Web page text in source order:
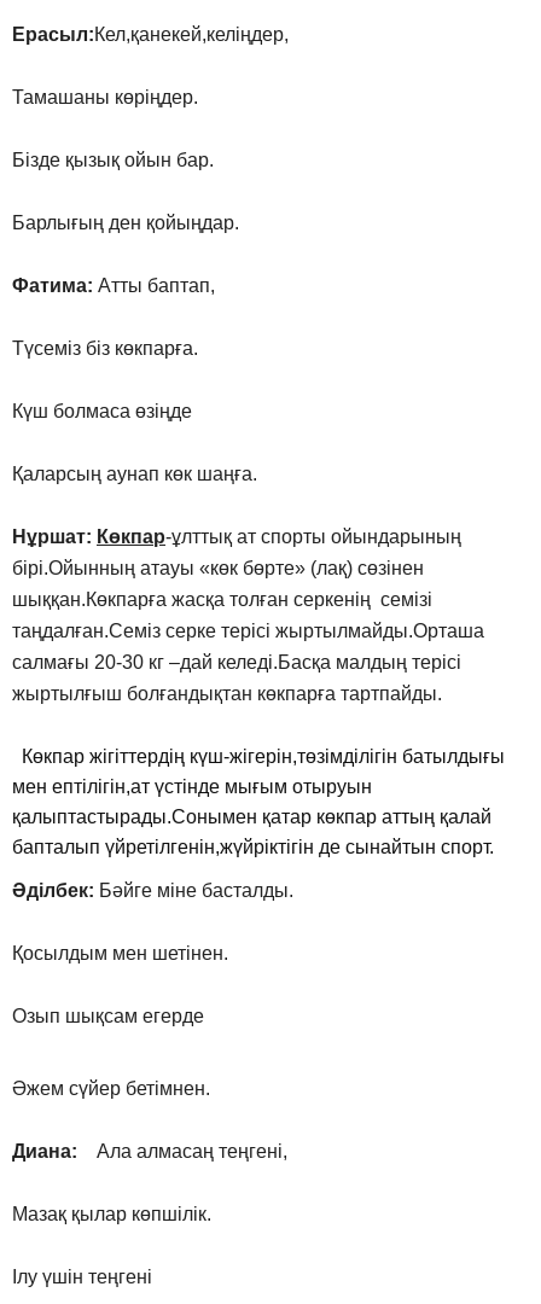
Ерасыл:Кел,қанекей,келіңдер,
Тамашаны көріңдер.
Бізде қызық ойын бар.
Барлығың ден қойыңдар.
Фатима: Атты баптап,
Түсеміз біз көкпарға.
Күш болмаса өзіңде
Қаларсың аунап көк шаңға.
Нұршат: Көкпар-ұлттық ат спорты ойындарының
бірі.Ойынның атауы «көк бөрте» (лақ) сөзінен
шыққан.Көкпарға жасқа толған серкенің семізі
таңдалған.Семіз серке терісі жыртылмайды.Орташа
салмағы 20-30 кг –дай келеді.Басқа малдың терісі
жыртылғыш болғандықтан көкпарға тартпайды.
Көкпар жігіттердің күш-жігерін,төзімділігін батылдығы
мен ептілігін,ат үстінде мығым отыруын
қалыптастырады.Сонымен қатар көкпар аттың қалай
бапталып үйретілгенін,жүйріктігін де сынайтын спорт.
Әділбек: Бәйге міне басталды.
Қосылдым мен шетінен.
Озып шықсам егерде
Әжем сүйер бетімнен.
Диана: Ала алмасаң теңгені,
Мазақ қылар көпшілік.
Ілу үшін теңгені